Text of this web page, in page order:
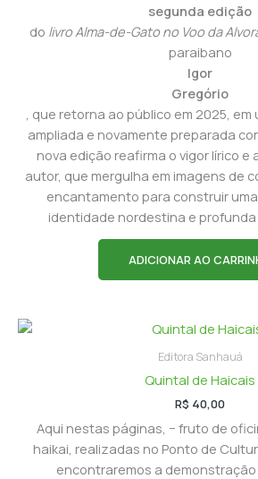
segunda edição
do livro Alma-de-Gato no Voo da
paraibano
Igor
Gregório
, que retorna ao público em 2025, em
ampliada e novamente preparada
nova edição reafirma o vigor lírico e
autor, que mergulha em imagens de
encantamento para construir
identidade nordestina e profunda
ADICIONAR AO
Editora Sanhauá
Quintal de Haicais
R$ 40,00
Aqui nestas páginas, − fruto de
haikai, realizadas no Ponto de
encontraremos a demonstração